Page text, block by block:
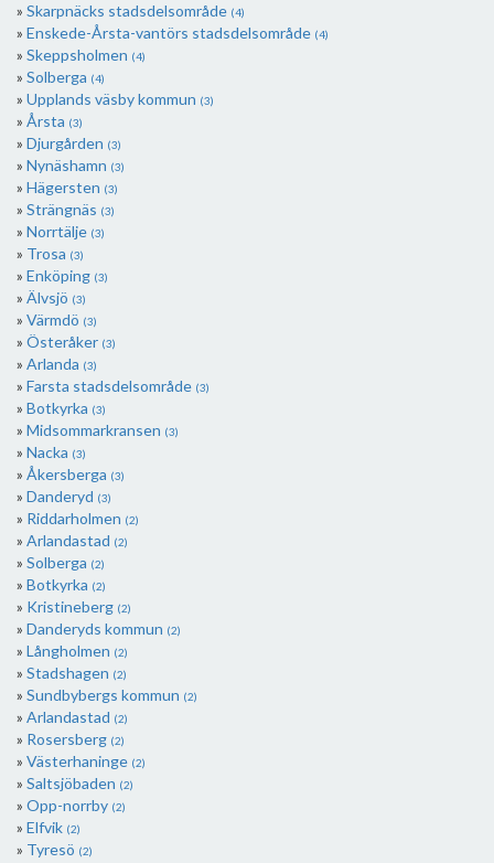
Skarpnäcks stadsdelsområde (4)
Enskede-Årsta-vantörs stadsdelsområde (4)
Skeppsholmen (4)
Solberga (4)
Upplands väsby kommun (3)
Årsta (3)
Djurgården (3)
Nynäshamn (3)
Hägersten (3)
Strängnäs (3)
Norrtälje (3)
Trosa (3)
Enköping (3)
Älvsjö (3)
Värmdö (3)
Österåker (3)
Arlanda (3)
Farsta stadsdelsområde (3)
Botkyrka (3)
Midsommarkransen (3)
Nacka (3)
Åkersberga (3)
Danderyd (3)
Riddarholmen (2)
Arlandastad (2)
Solberga (2)
Botkyrka (2)
Kristineberg (2)
Danderyds kommun (2)
Långholmen (2)
Stadshagen (2)
Sundbybergs kommun (2)
Arlandastad (2)
Rosersberg (2)
Västerhaninge (2)
Saltsjöbaden (2)
Opp-norrby (2)
Elfvik (2)
Tyresö (2)